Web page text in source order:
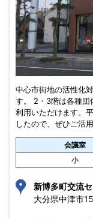
中心市街地の活性化
す。 2・3階は各種団
利用いただけます。
したので、ぜひご活
会議室
小
新博多町交流
大分県中津市